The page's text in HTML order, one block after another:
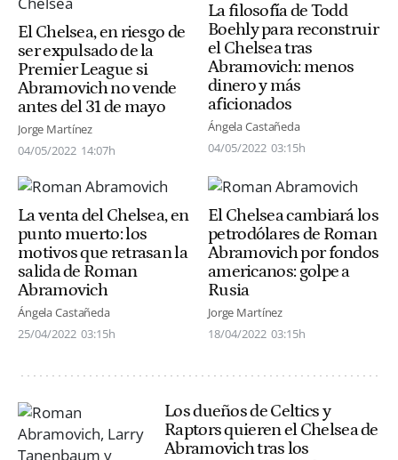
El Chelsea, en riesgo de
ser expulsado de la
Premier League si
Abramovich no vende
antes del 31 de mayo
Jorge Martínez
04/05/2022 14:07h
La filosofía de Todd
Boehly para reconstruir
el Chelsea tras
Abramovich: menos
dinero y más
aficionados
Ángela Castañeda
04/05/2022 03:15h
La venta del Chelsea, en
punto muerto: los
motivos que retrasan la
salida de Roman
Abramovich
Ángela Castañeda
25/04/2022 03:15h
El Chelsea cambiará los
petrodólares de Roman
Abramovich por fondos
americanos: golpe a
Rusia
Jorge Martínez
18/04/2022 03:15h
Los dueños de Celtics y
Raptors quieren el Chelsea de
Abramovich tras los